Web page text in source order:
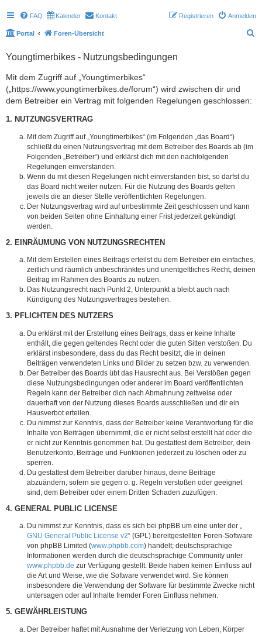
FAQ Kalender Kontakt Anmelden
Registrieren
Portal Foren-Übersicht
Youngtimerbikes - Nutzungsbedingungen
Mit dem Zugriff auf „Youngtimerbikes“
(„https://www.youngtimerbikes.de/forum“) wird zwischen dir und
dem Betreiber ein Vertrag mit folgenden Regelungen geschlossen:
1. NUTZUNGSVERTRAG
Mit dem Zugriff auf „Youngtimerbikes“ (im Folgenden „das Board“)
schließt du einen Nutzungsvertrag mit dem Betreiber des Boards ab (im
Folgenden „Betreiber“) und erklärst dich mit den nachfolgenden
Regelungen einverstanden.
Wenn du mit diesen Regelungen nicht einverstanden bist, so darfst du
das Board nicht weiter nutzen. Für die Nutzung des Boards gelten
jeweils die an dieser Stelle veröffentlichten Regelungen.
Der Nutzungsvertrag wird auf unbestimmte Zeit geschlossen und kann
von beiden Seiten ohne Einhaltung einer Frist jederzeit gekündigt
werden.
2. EINRÄUMUNG VON NUTZUNGSRECHTEN
Mit dem Erstellen eines Beitrags erteilst du dem Betreiber ein einfaches,
zeitlich und räumlich unbeschränktes und unentgeltliches Recht, deinen
Beitrag im Rahmen des Boards zu nutzen.
Das Nutzungsrecht nach Punkt 2, Unterpunkt a bleibt auch nach
Kündigung des Nutzungsvertrages bestehen.
3. PFLICHTEN DES NUTZERS
Du erklärst mit der Erstellung eines Beitrags, dass er keine Inhalte
enthält, die gegen geltendes Recht oder die guten Sitten verstoßen. Du
erklärst insbesondere, dass du das Recht besitzt, die in deinen
Beiträgen verwendeten Links und Bilder zu setzen bzw. zu verwenden.
Der Betreiber des Boards übt das Hausrecht aus. Bei Verstößen gegen
diese Nutzungsbedingungen oder anderer im Board veröffentlichten
Regeln kann der Betreiber dich nach Abmahnung zeitweise oder
dauerhaft von der Nutzung dieses Boards ausschließen und dir ein
Hausverbot erteilen.
Du nimmst zur Kenntnis, dass der Betreiber keine Verantwortung für die
Inhalte von Beiträgen übernimmt, die er nicht selbst erstellt hat oder die
er nicht zur Kenntnis genommen hat. Du gestattest dem Betreiber, dein
Benutzerkonto, Beiträge und Funktionen jederzeit zu löschen oder zu
sperren.
Du gestattest dem Betreiber darüber hinaus, deine Beiträge
abzuändern, sofern sie gegen o. g. Regeln verstoßen oder geeignet
sind, dem Betreiber oder einem Dritten Schaden zuzufügen.
4. GENERAL PUBLIC LICENSE
Du nimmst zur Kenntnis, dass es sich bei phpBB um eine unter der „
GNU General Public License v2“ (GPL) bereitgestellten Foren-Software
von phpBB Limited (www.phpbb.com) handelt; deutschsprachige
Informationen werden durch die deutschsprachige Community unter
www.phpbb.de zur Verfügung gestellt. Beide haben keinen Einfluss auf
die Art und Weise, wie die Software verwendet wird. Sie können
insbesondere die Verwendung der Software für bestimmte Zwecke nicht
untersagen oder auf Inhalte fremder Foren Einfluss nehmen.
5. GEWÄHRLEISTUNG
Der Betreiber haftet mit Ausnahme der Verletzung von Leben, Körper